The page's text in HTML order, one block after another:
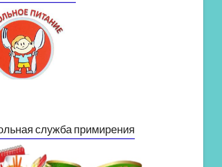
служба примирения